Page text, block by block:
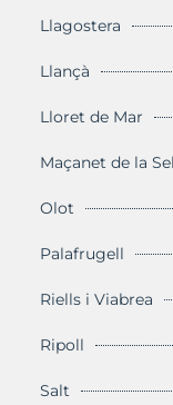
Llagostera
Llançà
Lloret de Mar
Maçanet de la
Olot
Palafrugell
Riells i Viabrea
Ripoll
Salt